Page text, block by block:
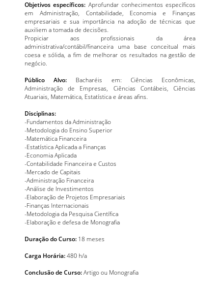
Objetivos específicos: Aprofundar conhecimentos específicos
em Administração, Contabilidade, Economia e Finanças
empresariais e sua importância na adoção de técnicas que
auxiliem a tomada de decisões.
Propiciar aos profissionais da área
administrativa/contábil/financeira uma base conceitual mais
coesa e sólida, a fim de melhorar os resultados na gestão de
negócio.
Público Alvo: Bacharéis em: Ciências Econômicas,
Administração de Empresas, Ciências Contábeis, Ciências
Atuariais, Matemática, Estatística e áreas afins.
Disciplinas:
-Fundamentos da Administração
-Metodologia do Ensino Superior
-Matemática Financeira
-Estatística Aplicada a Finanças
-Economia Aplicada
-Contabilidade Financeira e Custos
-Mercado de Capitais
-Administração Financeira
-Análise de Investimentos
-Elaboração de Projetos Empresariais
-Finanças Internacionais
-Metodologia da Pesquisa Científica
-Elaboração e defesa de Monografia
Duração do Curso: 18 meses
Carga Horária:480 h/a
Conclusão de Curso:Artigo ou Monografia